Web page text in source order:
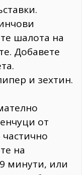
шалота на
Добавете
и зехтин.
от
частично
на
минути, или